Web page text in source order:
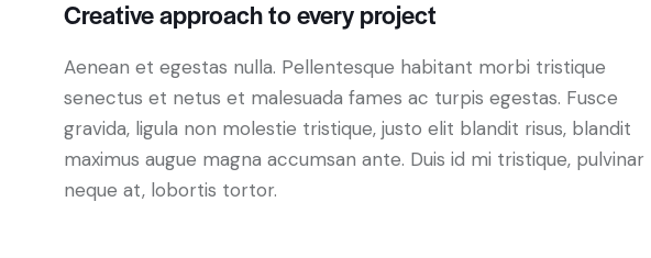
Creative approach to every project
Aenean et egestas nulla. Pellentesque habitant morbi tristique
senectus et netus et malesuada fames ac turpis egestas. Fusce
gravida, ligula non molestie tristique, justo elit blandit risus, blandit
maximus augue magna accumsan ante. Duis id mi tristique, pulvinar
neque at, lobortis tortor.